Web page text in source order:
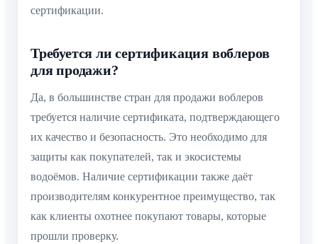
сертификации.
Требуется ли сертификация воблеров
для продажи?
Да, в большинстве стран для продажи воблеров
требуется наличие сертификата, подтверждающего
их качество и безопасность. Это необходимо для
защиты как покупателей, так и экосистемы
водоёмов. Наличие сертификации также даёт
производителям конкурентное преимущество, так
как клиенты охотнее покупают товары, которые
прошли проверку.